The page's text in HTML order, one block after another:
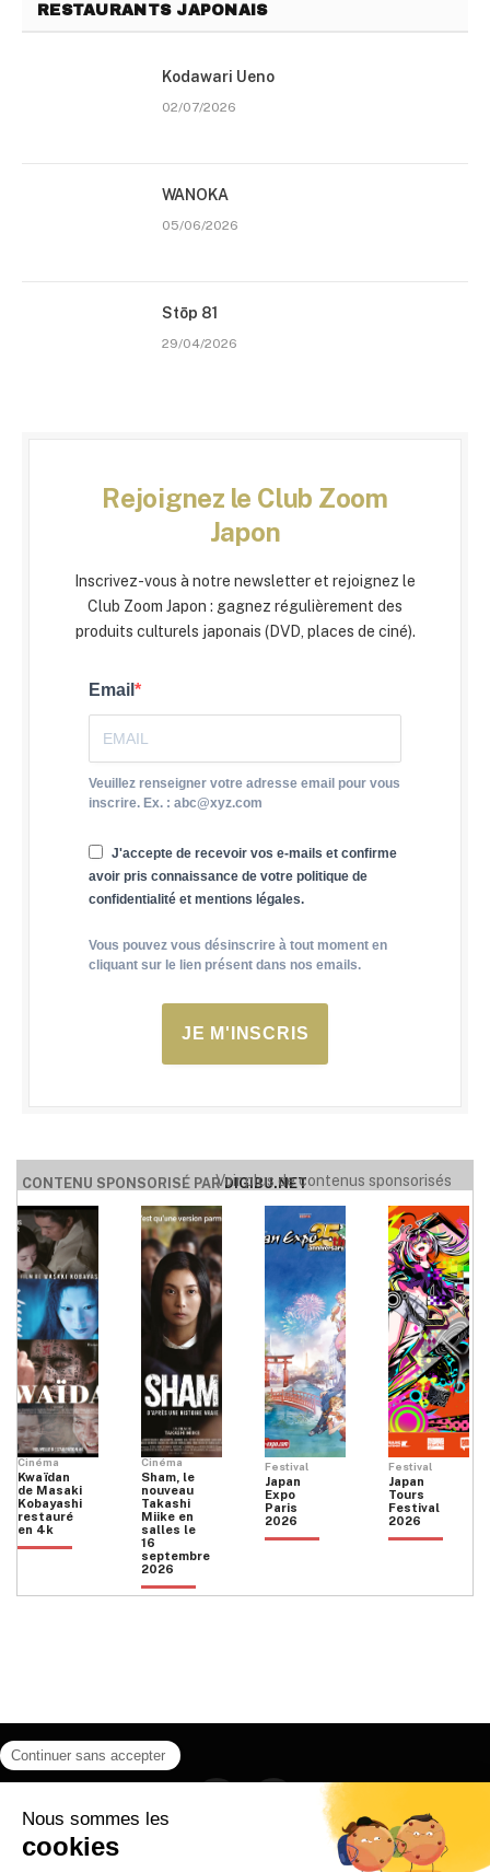
RESTAURANTS JAPONAIS
Kodawari Ueno
02/07/2026
WANOKA
05/06/2026
Stōp 81
29/04/2026
Rejoignez le Club Zoom
Japon
Inscrivez-vous à notre newsletter et rejoignez le
Club Zoom Japon : gagnez régulièrement des
produits culturels japonais (DVD, places de ciné).
Email
Veuillez renseigner votre adresse email pour vous
inscrire. Ex. : abc@xyz.com
J'accepte de recevoir vos e-mails et confirme
avoir pris connaissance de votre politique de
confidentialité et mentions légales.
Vous pouvez vous désinscrire à tout moment en
cliquant sur le lien présent dans nos emails.
JE M'INSCRIS
CONTENU SPONSORISÉ PARDIGIBU.NET
Voir plus de contenus sponsorisés
Cinéma
Kwaïdan
de Masaki
Kobayashi
restauré
en 4k
Cinéma
Sham, le
nouveau
Takashi
Miike en
salles le
16
septembre
2026
Festival
Japan
Expo
Paris
2026
Festival
Japan
Tours
Festival
2026
Instagram